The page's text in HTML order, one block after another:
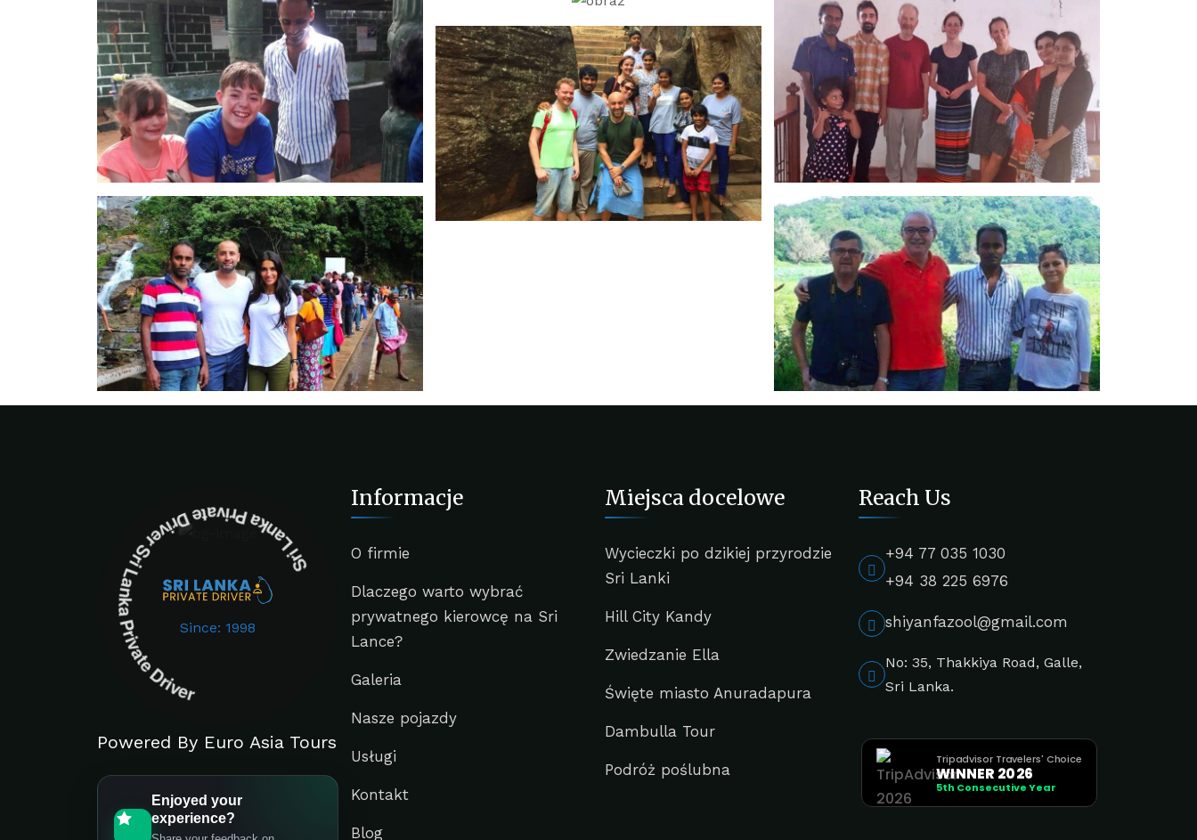
Since: 1998
Sri Lanka Private Driver Sri Lanka Private Driver
Powered By Euro Asia Tours
Enjoyed your
experience?
Informacje
O firmie
Dlaczego warto wybrać
prywatnego kierowcę na Sri
Lance?
Galeria
Nasze pojazdy
Usługi
Kontakt
Blog
Miejsca docelowe
Wycieczki po dzikiej przyrodzie
Sri Lanki
Hill City Kandy
Zwiedzanie Ella
Święte miasto Anuradapura
Dambulla Tour
Podróż poślubna
Reach Us
+94 77 035 1030
+94 38 225 6976
shiyanfazool@gmail.com
No: 35, Thakkiya Road, Galle,
Sri Lanka.
Tripadvisor Travelers' Choice
WINNER 2026
5th Consecutive Year